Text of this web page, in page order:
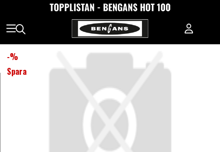
-%
Spara